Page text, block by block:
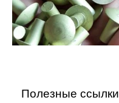
Полезные ссылки